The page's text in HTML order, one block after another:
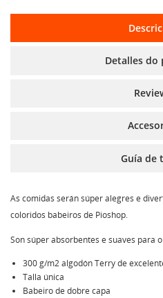
Detalles do
Guía de
As comidas serán súper alegres e
coloridos babeiros de Pioshop.
Son súper absorbentes e suaves para
300 g/m2 algodón Terry de
Talla única
Babeiro de dobre capa